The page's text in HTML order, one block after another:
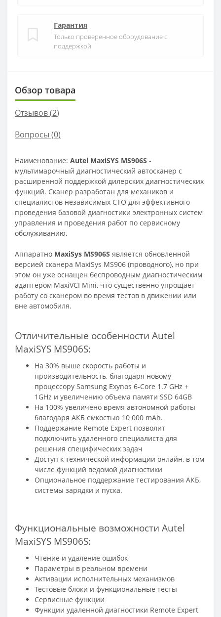
Гарантия
Только проверенное оборудование с
поддержкой
Обзор товара
Отзывов (2)
Вопросы (0)
Наименование: Autel MaxiSYS MS906S -
мультимарочный диагностический автосканер с
расширенной поддержкой дилерских диагностических
функций. Сканер разработан для механиков и
специалистов независимых СТО для эффективного
проведения базовой диагностики электронных систем
управления и проведения работ по сервисному
обслуживанию.
Аппаратно MaxiSys MS906S является обновленной
версией сканера MaxiSys MS906 (проводного), но при
этом он уже оснащен беспроводным диагностическим
адаптером MaxiVCI Mini, что существенно упрощает
работу со сканером во время тестов в движении или
вне автомобиля.
Отличительные особенности Autel
MaxiSYS MS906S:
На 30% выше скорость работы и
производительность, благодаря новому
процессору Samsung Exynos 6-Core 1.7 GHz +
1GHz и увеличению объема памяти SSD 64GB
На 100% увеличено время автономной работы
благодаря АКБ емкостью 10 000 mAh.
Поддержание Remote Expert позволит
подключить удаленного специалиста для
решения специфических задач
Доступ к технической информации онлайн, в том
числе функций ведомой диагностики
Опциональное поддержание тестирования АКБ,
системы зарядки и пуска.
Функциональные возможности Autel
MaxiSYS MS906S:
Чтение и удаление ошибок
Параметры в реальном времени
Активации исполнительных механизмов
Тестовые блоки и функциональные тесты
Сервисные функции
Функции удаленной диагностики Remote Expert